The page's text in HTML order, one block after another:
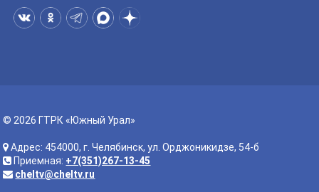
© 2026 ГТРК «Южный Урал»
Адрес: 454000, г. Челябинск, ул. Орджоникидзе, 54-б
Приемная: +7(351)267-13-45
cheltv@cheltv.ru